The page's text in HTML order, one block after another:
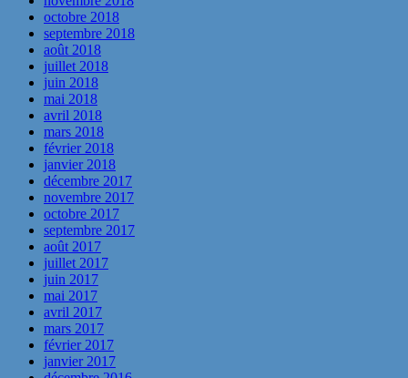
octobre 2018
septembre 2018
août 2018
juillet 2018
juin 2018
mai 2018
avril 2018
mars 2018
février 2018
janvier 2018
décembre 2017
novembre 2017
octobre 2017
septembre 2017
août 2017
juillet 2017
juin 2017
mai 2017
avril 2017
mars 2017
février 2017
janvier 2017